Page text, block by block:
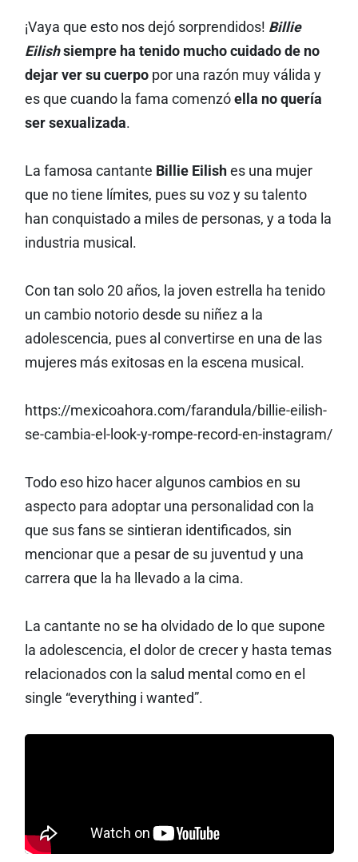
¡Vaya que esto nos dejó sorprendidos! Billie
Eilishsiempre ha tenido mucho cuidado de no
dejar ver su cuerpopor una razón muy válida y
es que cuando la fama comenzóella no quería
ser sexualizada.
La famosa cantante Billie Eilishes una mujer
que no tiene límites, pues su voz y su talento
han conquistado a miles de personas, y a toda la
industria musical.
Con tan solo 20 años, la joven estrella ha tenido
un cambio notorio desde su niñez a la
adolescencia, pues al convertirse en una de las
mujeres más exitosas en la escena musical.
https://mexicoahora.com/farandula/billie-eilish-
se-cambia-el-look-y-rompe-record-en-instagram/
Todo eso hizo hacer algunos cambios en su
aspecto para adoptar una personalidad con la
que sus fans se sintieran identificados, sin
mencionar que a pesar de su juventud y una
carrera que la ha llevado a la cima.
La cantante no se ha olvidado de lo que supone
la adolescencia, el dolor de crecer y hasta temas
relacionados con la salud mental como en el
single “everything i wanted”.